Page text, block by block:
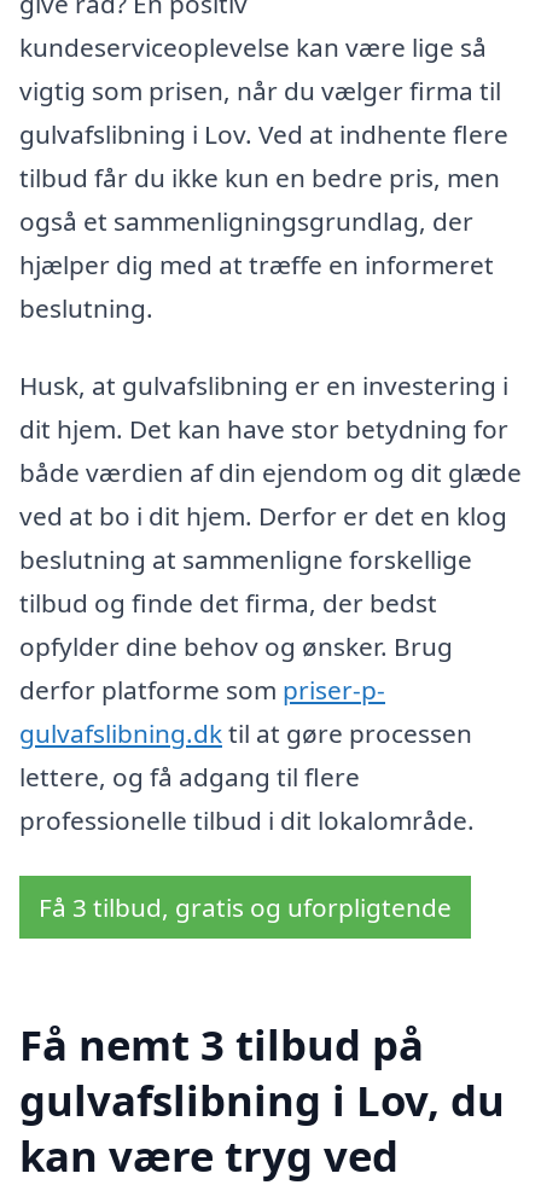
kundeserviceoplevelse kan være lige så
vigtig som prisen, når du vælger firma til
gulvafslibning i Lov. Ved at indhente flere
tilbud får du ikke kun en bedre pris, men
også et sammenligningsgrundlag, der
hjælper dig med at træffe en informeret
beslutning.
Husk, at gulvafslibning er en investering i
dit hjem. Det kan have stor betydning for
både værdien af din ejendom og dit glæde
ved at bo i dit hjem. Derfor er det en klog
beslutning at sammenligne forskellige
tilbud og finde det firma, der bedst
opfylder dine behov og ønsker. Brug
derfor platforme som priser-p-
gulvafslibning.dktil at gøre processen
lettere, og få adgang til flere
professionelle tilbud i dit lokalområde.
Få 3 tilbud, gratis og uforpligtende
Få nemt 3 tilbud på
gulvafslibning i Lov, du
kan være tryg ved